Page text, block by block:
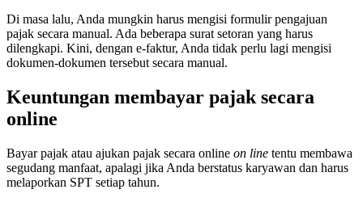
Di masa lalu, Anda mungkin harus mengisi formulir pengajuan
pajak secara manual. Ada beberapa surat setoran yang harus
dilengkapi. Kini, dengan e-faktur, Anda tidak perlu lagi mengisi
dokumen-dokumen tersebut secara manual.
Keuntungan membayar pajak secara
online
Bayar pajak atau ajukan pajak secara online on line tentu membawa
segudang manfaat, apalagi jika Anda berstatus karyawan dan harus
melaporkan SPT setiap tahun.